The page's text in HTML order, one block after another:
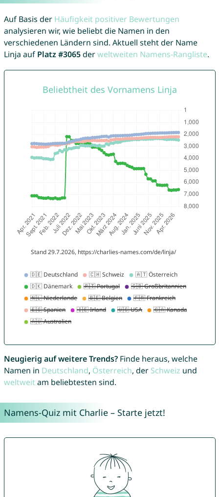
Auf Basis der Häufigkeit positiver Bewertungen
analysieren wir, wie beliebt die Namen in den
verschiedenen Ländern sind. Aktuell steht der Name
Linja auf Platz #3065derweltweiten Namens-Rangliste.
Neugierig auf weitere Trends?Finde heraus, welche
Namen in Deutschland, Österreich, der Schweiz und
weltweitam beliebtesten sind.
Namens-Quiz mit Charlie – Starte jetzt!